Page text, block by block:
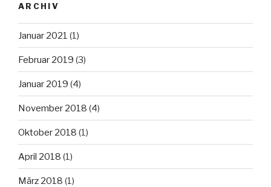
ARCHIV
Januar 2021 (1)
Februar 2019 (3)
Januar 2019 (4)
November 2018 (4)
Oktober 2018 (1)
April 2018 (1)
März 2018 (1)